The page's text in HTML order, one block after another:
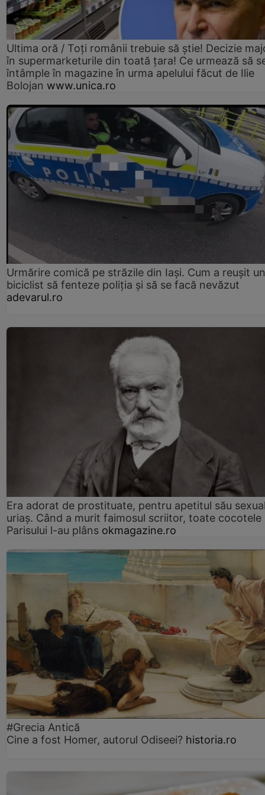
Ultima oră / Toți românii trebuie să știe! Decizie
în supermarketurile din toată țara! Ce urmează să
întâmple în magazine în urma apelului făcut de Ilie
Bolojan www.unica.ro
Urmărire comică pe străzile din Iași. Cum a reușit un
biciclist să fenteze poliția și să se facă nevăzut
adevarul.ro
Era adorat de prostituate, pentru apetitul său
uriaș. Când a murit faimosul scriitor, toate cocotele
Parisului l-au plâns okmagazine.ro
#Grecia Antică
Cine a fost Homer, autorul Odiseei? historia.ro